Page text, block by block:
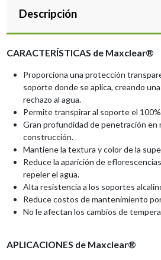
Descripción
CARACTERÍSTICAS de Maxclear®
Proporciona una protección
soporte donde se aplica, creando
rechazo al agua.
Permite transpirar al soporte el
Gran profundidad de penetración en
construcción.
Mantiene la textura y color de la
Reduce la aparición de
repeler el agua.
Alta resistencia a los soportes
Reduce costos de mantenimiento
No le afectan los cambios de
APLICACIONES de Maxclear®